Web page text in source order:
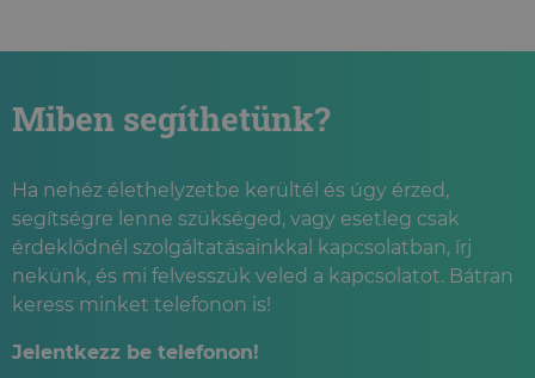
Miben segíthetünk?
Ha nehéz élethelyzetbe kerültél és úgy érzed,
segítségre lenne szükséged, vagy esetleg csak
érdeklődnél szolgáltatásainkkal kapcsolatban, írj
nekünk, és mi felvesszük veled a kapcsolatot. Bátran
keress minket telefonon is!
Jelentkezz be telefonon!